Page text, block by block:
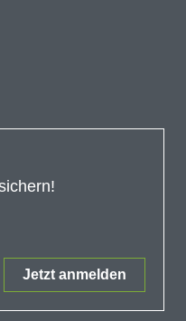
Gutschein ist ab einem
Jetzt anmelden